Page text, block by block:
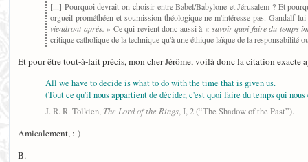
[...] Pourquoi devrait-on choisir entre Babel/Babylone et Jérusalem ? Et
orgueil prométhéen et soumission théologique ne m'intéresse pas. Gandalf
viendront après. » Ce qui revient donc aussi à « savoir quoi faire du temps
critique catholique de la technique qu'à une éthique laïque de la responsabilité
Et pour être tout-à-fait précis, mon cher Jérôme, voilà donc la citation exacte
All we have to decide is what to do with the time that is given us.
(Tout ce qu'il nous appartient de décider, c'est quoi faire du temps qui
J. R. R. Tolkien, The Lord of the Rings, I, 2 (“The Shadow of the Past”).
Amicalement, :-)
B.